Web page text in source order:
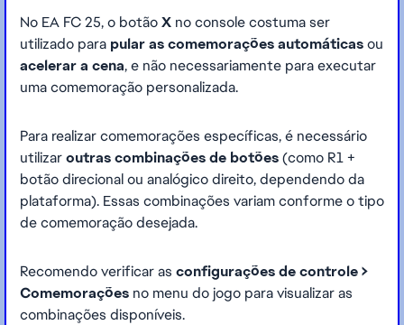
No EA FC 25, o botãoX no console costuma ser
utilizado para pular as comemorações automáticasou
acelerar a cena, e não necessariamente para executar
uma comemoração personalizada.
Para realizar comemorações específicas, é necessário
utilizaroutras combinações de botões(como R1 +
botão direcional ou analógico direito, dependendo da
plataforma). Essas combinações variam conforme o tipo
de comemoração desejada.
Recomendo verificar as configurações de controle >
Comemorações no menu do jogo para visualizar as
combinações disponíveis.